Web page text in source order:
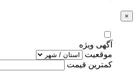
×
آگهی ویژه
موقعیت
کمترین قیمت